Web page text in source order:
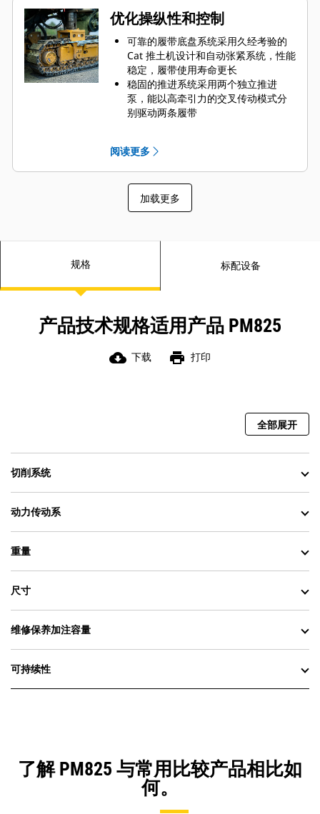
优化操纵性和控制
可靠的履带底盘系统采用久经考验的
Cat 推土机设计和自动张紧系统，性能
稳定，履带使用寿命更长
稳固的推进系统采用两个独立推进
泵，能以高牵引力的交叉传动模式分
别驱动两条履带
四种转向模式搭配高级校准和跟踪功
能，可提供精准的转向，并帮助减少
履带磨损
作业期间可通过电子方式切换转子转
速
阅读更多
加载更多
规格 标配设备
产品技术规格适用产品 PM825
cloud_download 下载 print 打印
全部展开
切削系统
动力传动系
重量
尺寸
维修保养加注容量
可持续性
了解 PM825 与常用比较产品相比如
何。